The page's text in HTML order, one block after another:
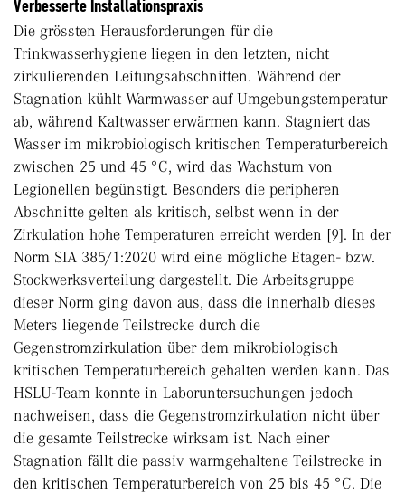
Verbesserte Installationspraxis
Die grössten Herausforderungen für die
Trinkwasserhygiene liegen in den letzten, nicht
zirkulierenden Leitungsabschnitten. Während der
Stagnation kühlt Warmwasser auf Umgebungstemperatur
ab, während Kaltwasser erwärmen kann. Stagniert das
Wasser im mikrobiologisch kritischen Temperaturbereich
zwischen 25 und 45 °C, wird das Wachstum von
Legionellen begünstigt. Besonders die peripheren
Abschnitte gelten als kritisch, selbst wenn in der
Zirkulation hohe Temperaturen erreicht werden [9]. In der
Norm SIA 385/1:2020 wird eine mögliche Etagen- bzw.
Stockwerksverteilung dargestellt. Die Arbeitsgruppe
dieser Norm ging davon aus, dass die innerhalb dieses
Meters liegende Teilstrecke durch die
Gegenstromzirkulation über dem mikrobiologisch
kritischen Temperaturbereich gehalten werden kann. Das
HSLU-Team konnte in Laboruntersuchungen jedoch
nachweisen, dass die Gegenstromzirkulation nicht über
die gesamte Teilstrecke wirksam ist. Nach einer
Stagnation fällt die passiv warmgehaltene Teilstrecke in
den kritischen Temperaturbereich von 25 bis 45 °C. Die